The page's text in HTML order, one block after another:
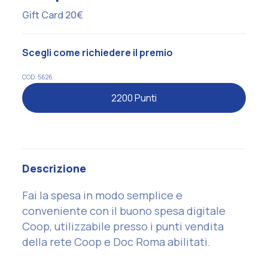
Gift Card 20€
Scegli come richiedere il premio
COD: 5626
2200 Punti
Descrizione
Fai la spesa in modo semplice e
conveniente con il buono spesa digitale
Coop, utilizzabile presso i punti vendita
della rete Coop e Doc Roma abilitati.